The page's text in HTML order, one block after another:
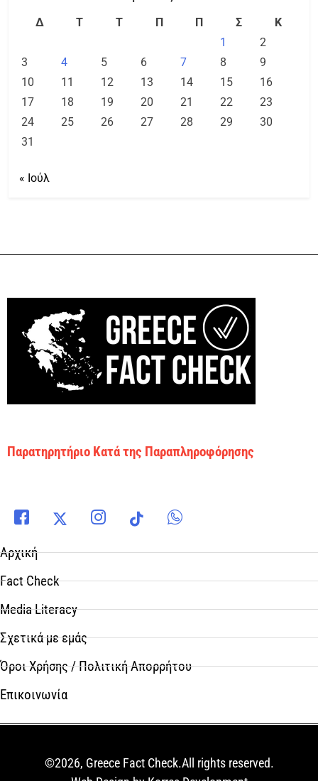
Δ
Τ Τ Π Π Σ
Κ
1
2
3
4 5 6 7 8
9
10
11 12 13 14 15
16
17
18 19 20 21 22
23
24
25 26 27 28 29
30
31
« Ιούλ
Παρατηρητήριο Κατά της Παραπληροφόρησης
Αρχική
Fact Check
Media Literacy
Σχετικά με εμάς
Όροι Χρήσης / Πολιτική Απορρήτου
Επικοινωνία
©2026, Greece Fact Check.All rights reserved.